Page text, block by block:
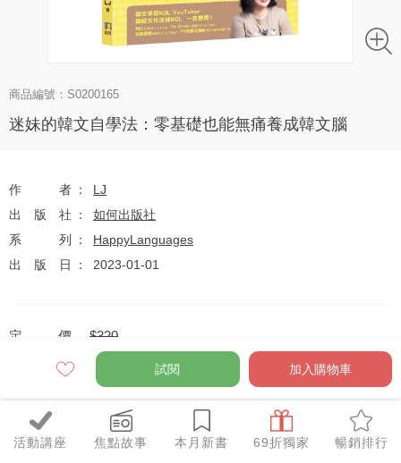
活動講座 焦點故事 本月新書 69折獨家 暢銷排行
商品編號：S0200165
迷妹的韓文自學法：零基礎也能無痛養成韓文腦
作者
LJ
出版社
如何出版社
系列
HappyLanguages
出版日
2023-01-01
定價 $320
優惠價 $253元
全網任10件75折（獨家及特惠品除外）
試閱 加入購物車